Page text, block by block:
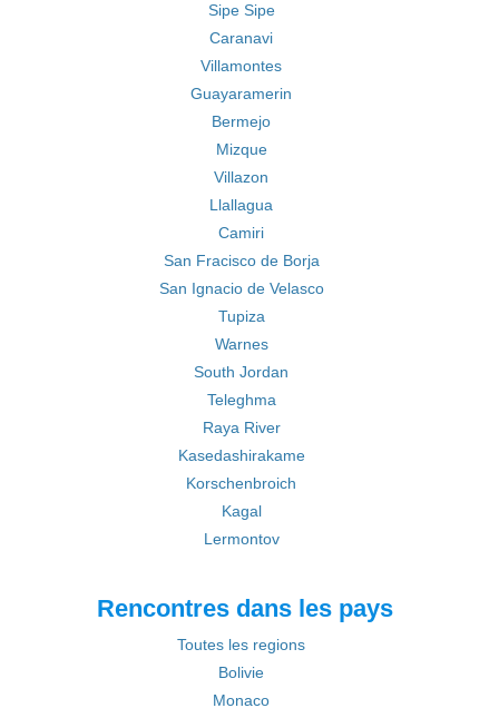
Sipe Sipe
Caranavi
Villamontes
Guayaramerin
Bermejo
Mizque
Villazon
Llallagua
Camiri
San Fracisco de Borja
San Ignacio de Velasco
Tupiza
Warnes
South Jordan
Teleghma
Raya River
Kasedashirakame
Korschenbroich
Kagal
Lermontov
Rencontres dans les pays
Toutes les regions
Bolivie
Monaco